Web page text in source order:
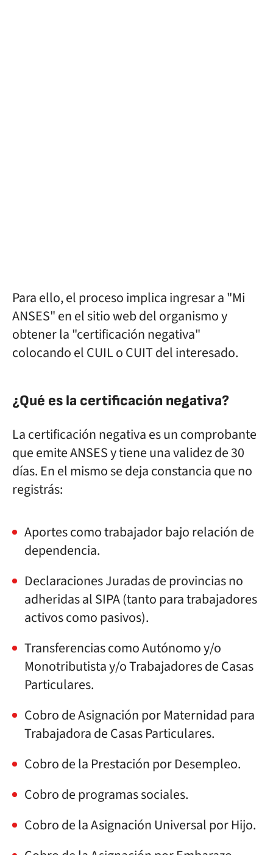
Para ello, el proceso implica ingresar a "Mi
ANSES" en el sitio web del organismo y
obtener la "certificación negativa"
colocando el CUIL o CUIT del interesado.
¿Qué es la certificación negativa?
La certificación negativa es un comprobante
que emite ANSES y tiene una validez de 30
días. En el mismo se deja constancia que no
registrás:
Aportes como trabajador bajo relación de
dependencia.
Declaraciones Juradas de provincias no
adheridas al SIPA (tanto para trabajadores
activos como pasivos).
Transferencias como Autónomo y/o
Monotributista y/o Trabajadores de Casas
Particulares.
Cobro de Asignación por Maternidad para
Trabajadora de Casas Particulares.
Cobro de la Prestación por Desempleo.
Cobro de programas sociales.
Cobro de la Asignación Universal por Hijo.